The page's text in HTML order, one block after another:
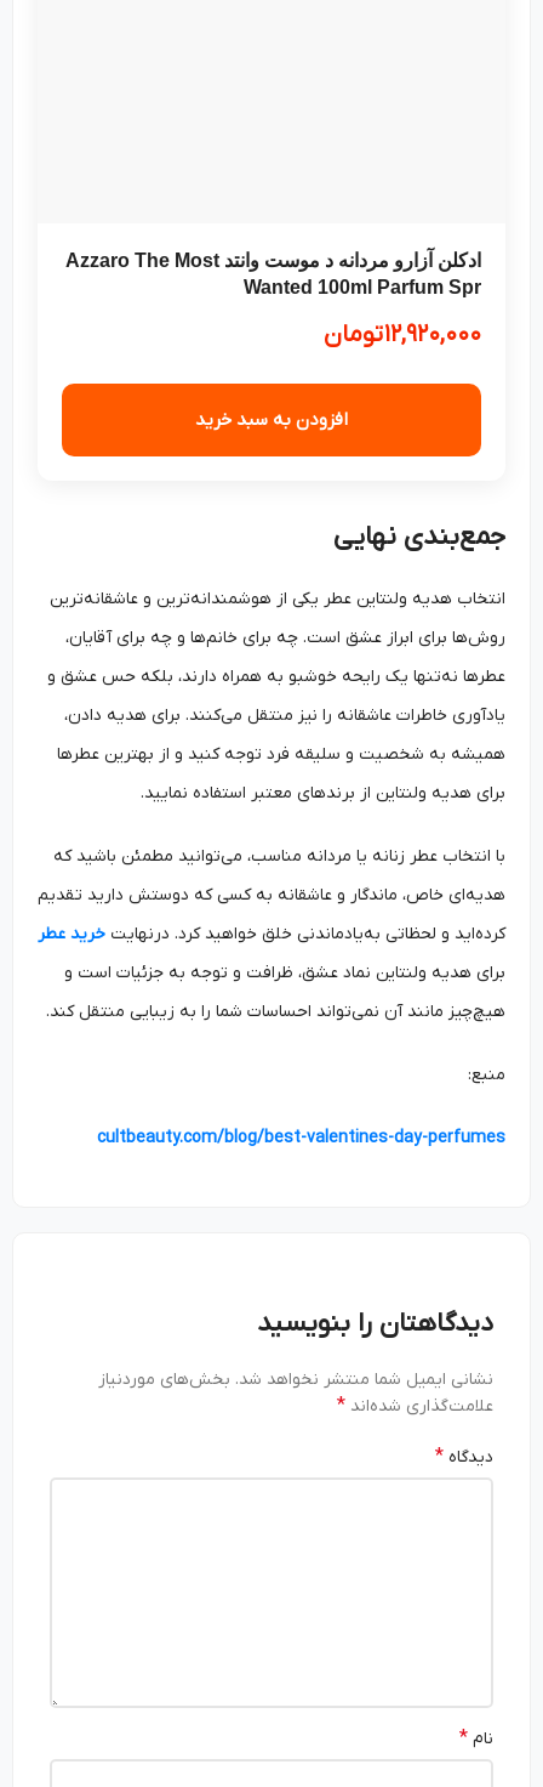
ادکلن آزارو مردانه د موست وانتد Azzaro The Most
Wanted 100ml Parfum Spr
۱۲,۹۲۰,۰۰۰تومان
افزودن به سبد خرید
جمع‌بندی نهایی
انتخاب هدیه ولنتاین عطر یکی از هوشمندانه‌ترین و عاشقانه‌ترین
روش‌ها برای ابراز عشق است. چه برای خانم‌ها و چه برای آقایان،
عطرها نه‌تنها یک رایحه خوشبو به همراه دارند، بلکه حس عشق و
یادآوری خاطرات عاشقانه را نیز منتقل می‌کنند. برای هدیه دادن،
همیشه به شخصیت و سلیقه فرد توجه کنید و از بهترین عطرها
برای هدیه ولنتاین از برندهای معتبر استفاده نمایید.
با انتخاب عطر زنانه یا مردانه مناسب، می‌توانید مطمئن باشید که
هدیه‌ای خاص، ماندگار و عاشقانه به کسی که دوستش دارید تقدیم
کرده‌اید و لحظاتی به‌یادماندنی خلق خواهید کرد. درنهایتخرید عطر
برای هدیه ولنتاین نماد عشق، ظرافت و توجه به جزئیات است و
هیچ‌چیز مانند آن نمی‌تواند احساسات شما را به زیبایی منتقل کند.
منبع:
cultbeauty.com/blog/best-valentines-day-perfumes
دیدگاهتان را بنویسید
نشانی ایمیل شما منتشر نخواهد شد. بخش‌های موردنیاز
علامت‌گذاری شده‌اند*
دیدگاه*